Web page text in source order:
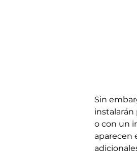
Sin
instalarán
o con un
aparecen